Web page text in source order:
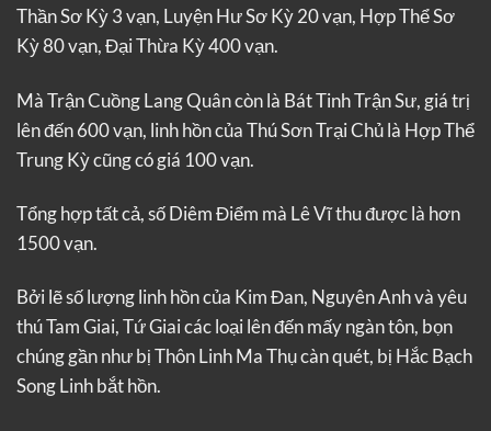
Thần Sơ Kỳ 3 vạn, Luyện Hư Sơ Kỳ 20 vạn, Hợp Thể Sơ
Kỳ 80 vạn, Đại Thừa Kỳ 400 vạn.
Mà Trận Cuồng Lang Quân còn là Bát Tinh Trận Sư, giá trị
lên đến 600 vạn, linh hồn của Thú Sơn Trại Chủ là Hợp Thể
Trung Kỳ cũng có giá 100 vạn.
Tổng hợp tất cả, số Diêm Điểm mà Lê Vĩ thu được là hơn
1500 vạn.
Bởi lẽ số lượng linh hồn của Kim Đan, Nguyên Anh và yêu
thú Tam Giai, Tứ Giai các loại lên đến mấy ngàn tôn, bọn
chúng gần như bị Thôn Linh Ma Thụ càn quét, bị Hắc Bạch
Song Linh bắt hồn.